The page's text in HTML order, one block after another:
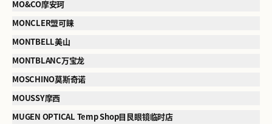
MO&CO摩安珂
MONCLER盟可睐
MONTBELL美山
MONTBLANC万宝龙
MOSCHINO莫斯奇诺
MOUSSY摩西
MUGEN OPTICAL Temp Shop目艮眼镜临时店